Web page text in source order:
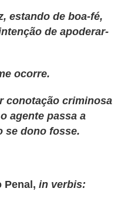
estando de boa-fé,
de apoderar-
ocorre.
conotação criminosa
agente passa a
se dono fosse.
Penal,in verbis: